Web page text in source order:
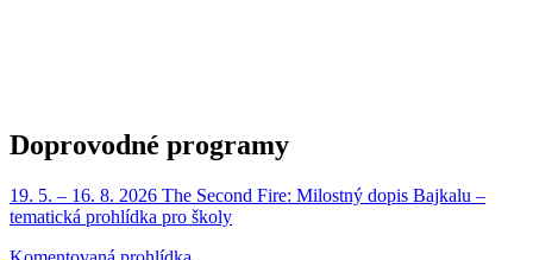
Doprovodné programy
19. 5. – 16. 8. 2026 The Second Fire: Milostný dopis Bajkalu –
tematická prohlídka pro školy